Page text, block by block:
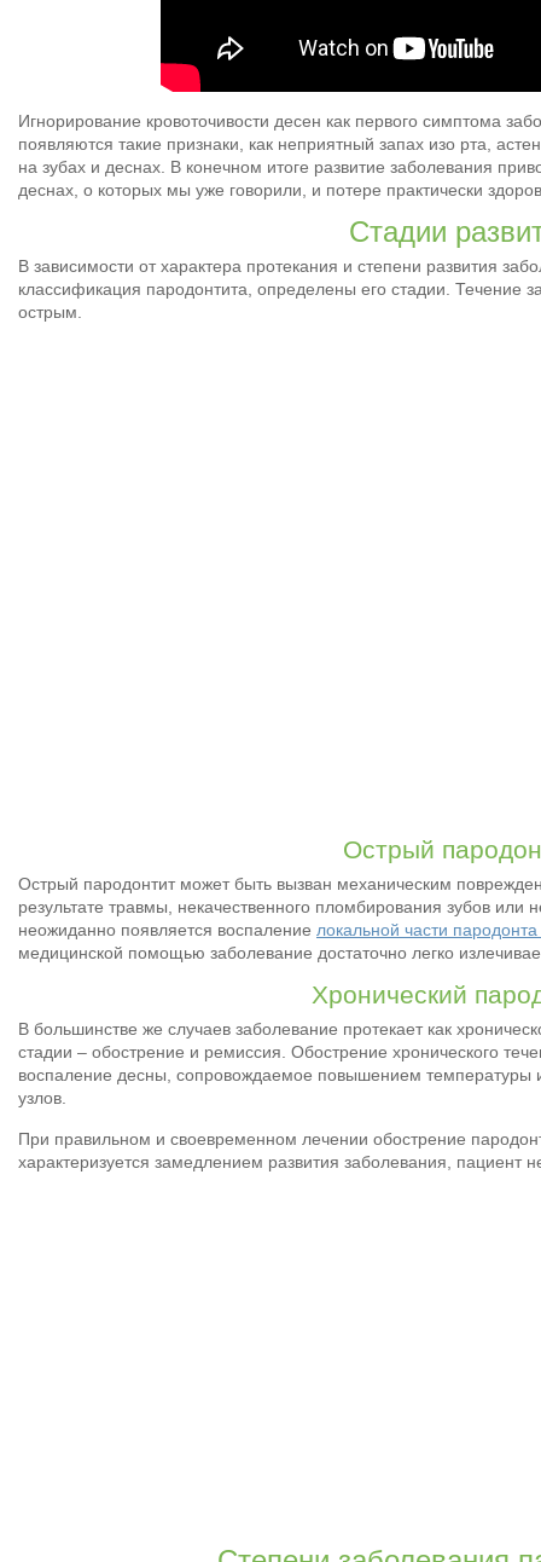
Игнорирование кровоточивости десен как первого симптома
появляются такие признаки, как неприятный запах изо рта,
на зубах и деснах. В конечном итоге развитие заболевания
деснах, о которых мы уже говорили, и потере практически
Стадии
В зависимости от характера протекания и степени развития
классификация пародонтита, определены его стадии. Течение
острым.
Острый
Острый пародонтит может быть вызван механическим
результате травмы, некачественного пломбирования зубов или
неожиданно появляется воспаление локальной части пародонта
медицинской помощью заболевание достаточно легко
Хронический
В большинстве же случаев заболевание протекает как
стадии – обострение и ремиссия. Обострение хронического
воспаление десны, сопровождаемое повышением температуры
узлов.
При правильном и своевременном лечении обострение
характеризуется замедлением развития заболевания, пациент